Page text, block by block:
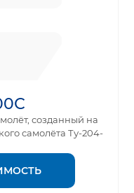
созданный на
самолёта Ту-204-